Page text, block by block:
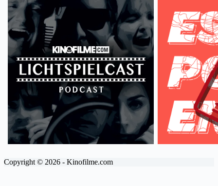
Copyright © 2026 - Kinofilme.com